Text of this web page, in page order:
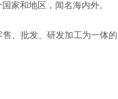
家和地区，闻名海内外。
、批发、研发加工为一体